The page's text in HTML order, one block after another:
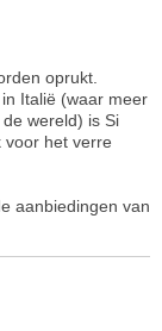
oprukt.
Italië (waar meer
wereld) is Si
voor het verre
aanbiedingen van